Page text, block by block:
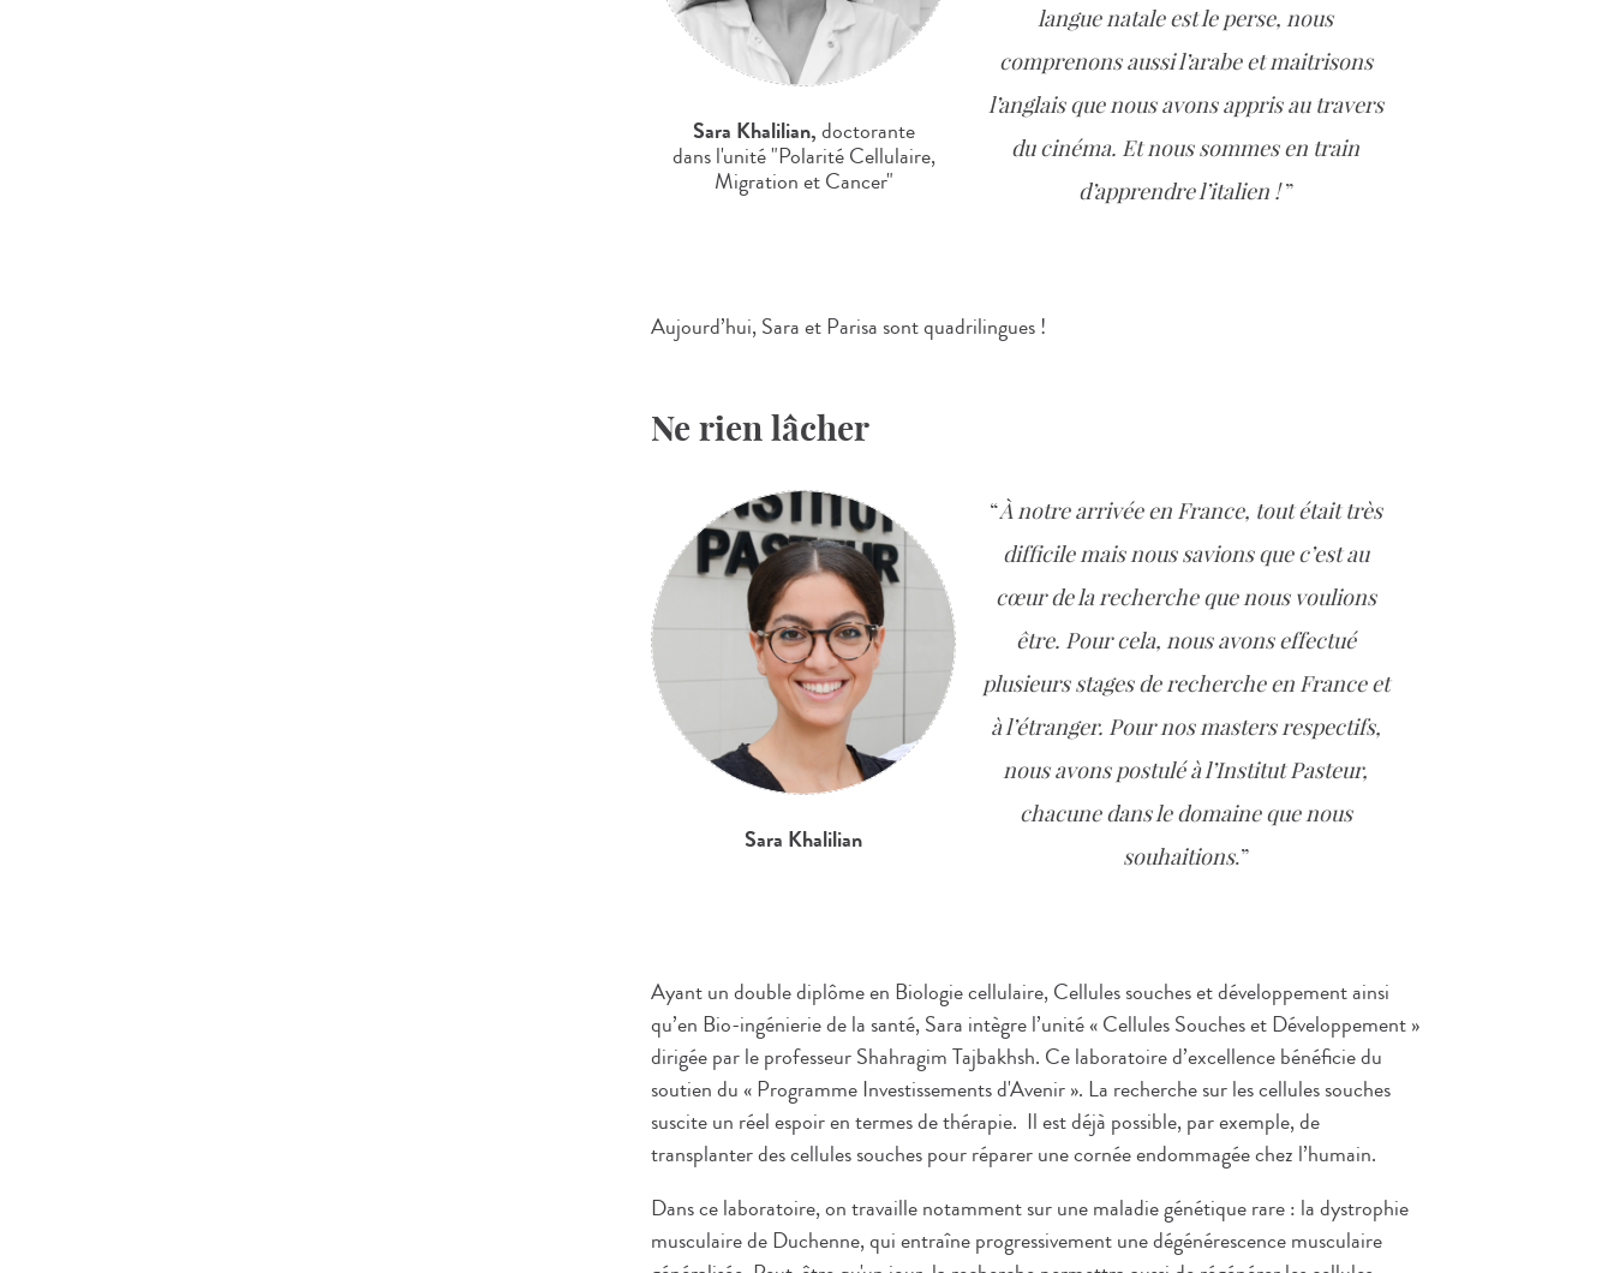
Sara Khalilian,doctorante
dans l'unité "Polarité Cellulaire,
Migration et Cancer"
langue natale est le perse, nous
comprenons aussi l’arabe et maitrisons
l’anglais que nous avons appris au travers
du cinéma. Et nous sommes en train
d’apprendre l’italien !
Aujourd’hui, Sara et Parisa sont quadrilingues !
Ne rien lâcher
Sara Khalilian
À notre arrivée en France, tout était très
difficile mais nous savions que c’est au
cœur de la recherche que nous voulions
être. Pour cela, nous avons effectué
plusieurs stages de recherche en France et
à l’étranger. Pour nos masters respectifs,
nous avons postulé à l’Institut Pasteur,
chacune dans le domaine que nous
souhaitions.
Ayant un double diplôme en Biologie cellulaire, Cellules souches et développement ainsi
qu’en Bio-ingénierie de la santé, Sara intègre l’unité « Cellules Souches et Développement »
dirigée par le professeur Shahragim Tajbakhsh. Ce laboratoire d’excellence bénéficie du
soutien du « Programme Investissements d'Avenir ». La recherche sur les cellules souches
suscite un réel espoir en termes de thérapie. Il est déjà possible, par exemple, de
transplanter des cellules souches pour réparer une cornée endommagée chez l’humain.
Dans ce laboratoire, on travaille notamment sur une maladie génétique rare : la dystrophie
musculaire de Duchenne, qui entraîne progressivement une dégénérescence musculaire